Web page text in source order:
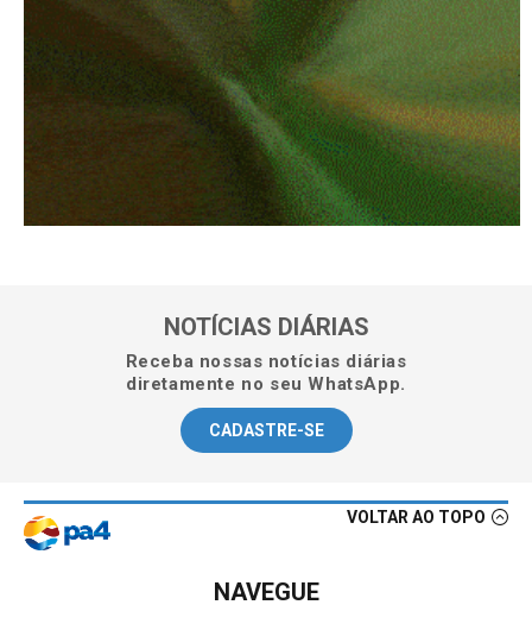
NOTÍCIAS DIÁRIAS
Receba nossas notícias diárias
diretamente no seu WhatsApp.
CADASTRE-SE
VOLTAR AO TOPO
NAVEGUE